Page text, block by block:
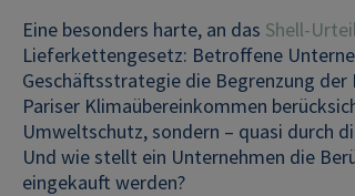
Eine besonders harte, an das Shell-
Lieferkettengesetz: Betroffene
Geschäftsstrategie die Begrenzung
Pariser Klimaübereinkommen
Umweltschutz, sondern – quasi durch
Und wie stellt ein Unternehmen die
eingekauft werden?